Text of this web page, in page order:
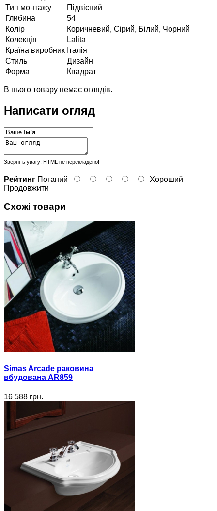
Тип монтажу
Підвісний
Глибина
54
Колір
Коричневий, Сірий, Білий, Чорний
Колекція
Lalita
Країна виробник Італія
Стиль
Дизайн
Форма
Квадрат
В цього товару немає оглядів.
Написати огляд
Зверніть увагу: HTML не перекладено!
Рейтинг Поганий
Хороший
Продовжити
Схожі товари
Simas Arcade раковина
вбудована AR859
16 588 грн.